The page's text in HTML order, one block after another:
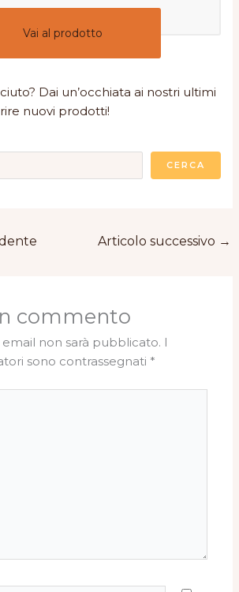
Vai al prodotto
Dai un’occhiata ai nostri ultimi
nuovi prodotti!
CERCA
Articolo successivo →
commento
non sarà pubblicato. I
sono contrassegnati *